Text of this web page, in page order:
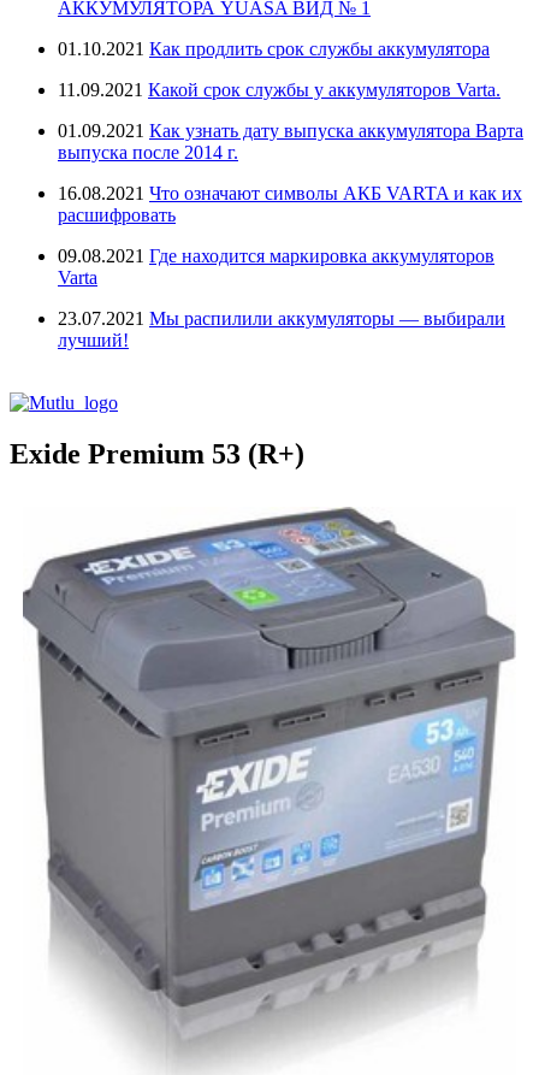
АККУМУЛЯТОРА YUASA ВИД № 1
01.10.2021 Как продлить срок службы аккумулятора
11.09.2021 Какой срок службы у аккумуляторов Varta.
01.09.2021 Как узнать дату выпуска аккумулятора Варта
выпуска после 2014 г.
16.08.2021 Что означают символы АКБ VARTA и как их
расшифровать
09.08.2021 Где находится маркировка аккумуляторов
Varta
23.07.2021 Мы распилили аккумуляторы — выбирали
лучший!
Exide Premium 53 (R+)